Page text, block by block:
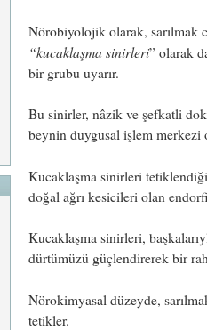
Nörobiyolojik olarak, sarılmak
“kucaklaşma sinirleri” olarak
bir grubu uyarır.
Bu sinirler, nâzik ve şefkatli
beynin duygusal işlem merkezi
Kucaklaşma sinirleri
doğal ağrı kesicileri olan
Kucaklaşma sinirleri,
dürtümüzü güçlendirerek bir
Nörokimyasal düzeyde,
tetikler.